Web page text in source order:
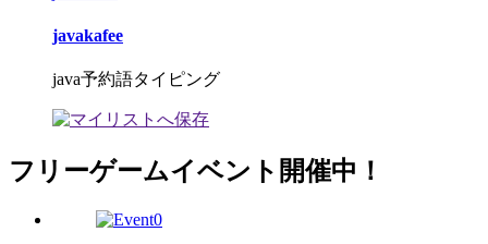
javakafee
java予約語タイピング
フリーゲームイベント開催中！